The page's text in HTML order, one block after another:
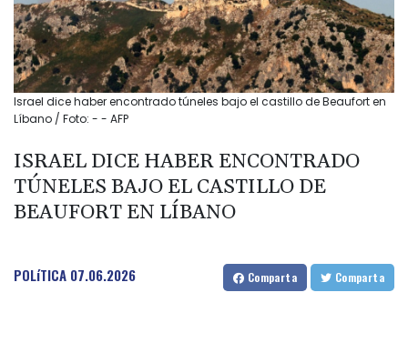
Israel dice haber encontrado túneles bajo el castillo de Beaufort en
Líbano / Foto: - - AFP
ISRAEL DICE HABER ENCONTRADO
TÚNELES BAJO EL CASTILLO DE
BEAUFORT EN LÍBANO
POLíTICA 07.06.2026 Comparta Comparta